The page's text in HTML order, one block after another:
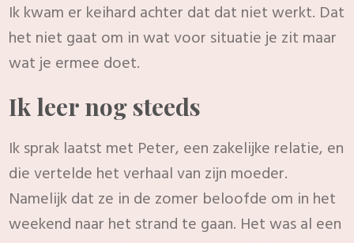
Ik kwam er keihard achter dat dat niet werkt. Dat
het niet gaat om in wat voor situatie je zit maar
wat je ermee doet.
Ik leer nog steeds
Ik sprak laatst met Peter, een zakelijke relatie, en
die vertelde het verhaal van zijn moeder.
Namelijk dat ze in de zomer beloofde om in het
weekend naar het strand te gaan. Het was al een